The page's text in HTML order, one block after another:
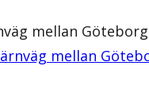
mellan
mellan